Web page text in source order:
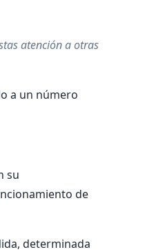
atención a otras
a un número
su
de
determinada